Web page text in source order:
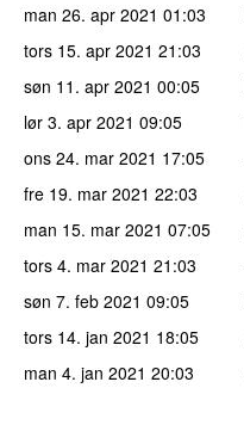
man 26. apr 2021 01:03
tors 15. apr 2021 21:03
søn 11. apr 2021 00:05
lør 3. apr 2021 09:05
ons 24. mar 2021 17:05
fre 19. mar 2021 22:03
man 15. mar 2021 07:05
tors 4. mar 2021 21:03
søn 7. feb 2021 09:05
tors 14. jan 2021 18:05
man 4. jan 2021 20:03